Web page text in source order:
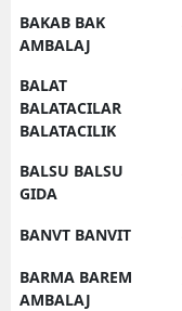
BAKAB BAK
AMBALAJ
BALAT
BALATACILAR
BALATACILIK
BALSU BALSU
GIDA
BANVT BANVIT
BARMA BAREM
AMBALAJ